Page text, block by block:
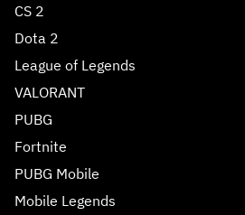
CS 2
Dota 2
League of Legends
VALORANT
PUBG
Fortnite
PUBG Mobile
Mobile Legends